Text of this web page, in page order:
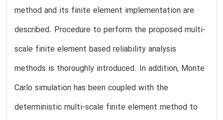
method and its finite element implementation are
described. Procedure to perform the proposed multi-
scale finite element based reliability analysis
methods is thoroughly introduced. In addition, Monte
Carlo simulation has been coupled with the
deterministic multi-scale finite element method to